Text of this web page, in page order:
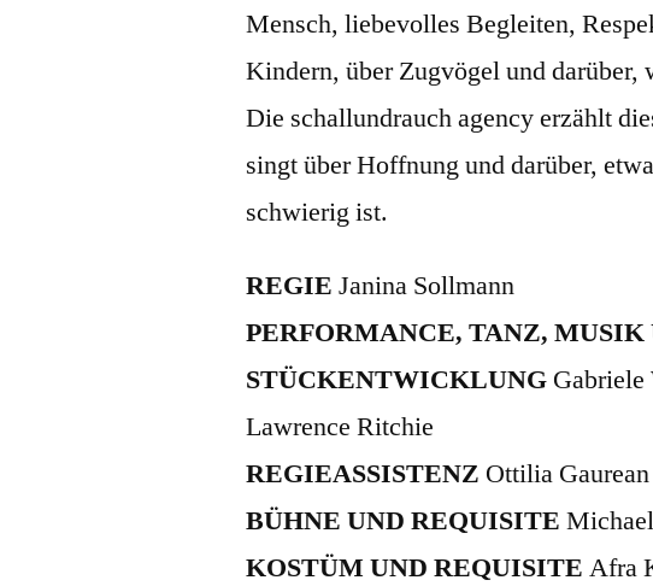
Mensch, liebevolles Begleiten,
Kindern, über Zugvögel und darüber,
Die schallundrauch agency erzählt
singt über Hoffnung und darüber,
schwierig ist.
REGIE Janina Sollmann
PERFORMANCE, TANZ, MUSIK
STÜCKENTWICKLUNG Gabriele
Lawrence Ritchie
REGIEASSISTENZ Ottilia Gaurean
BÜHNE UND REQUISITE
KOSTÜM UND REQUISITEAfra